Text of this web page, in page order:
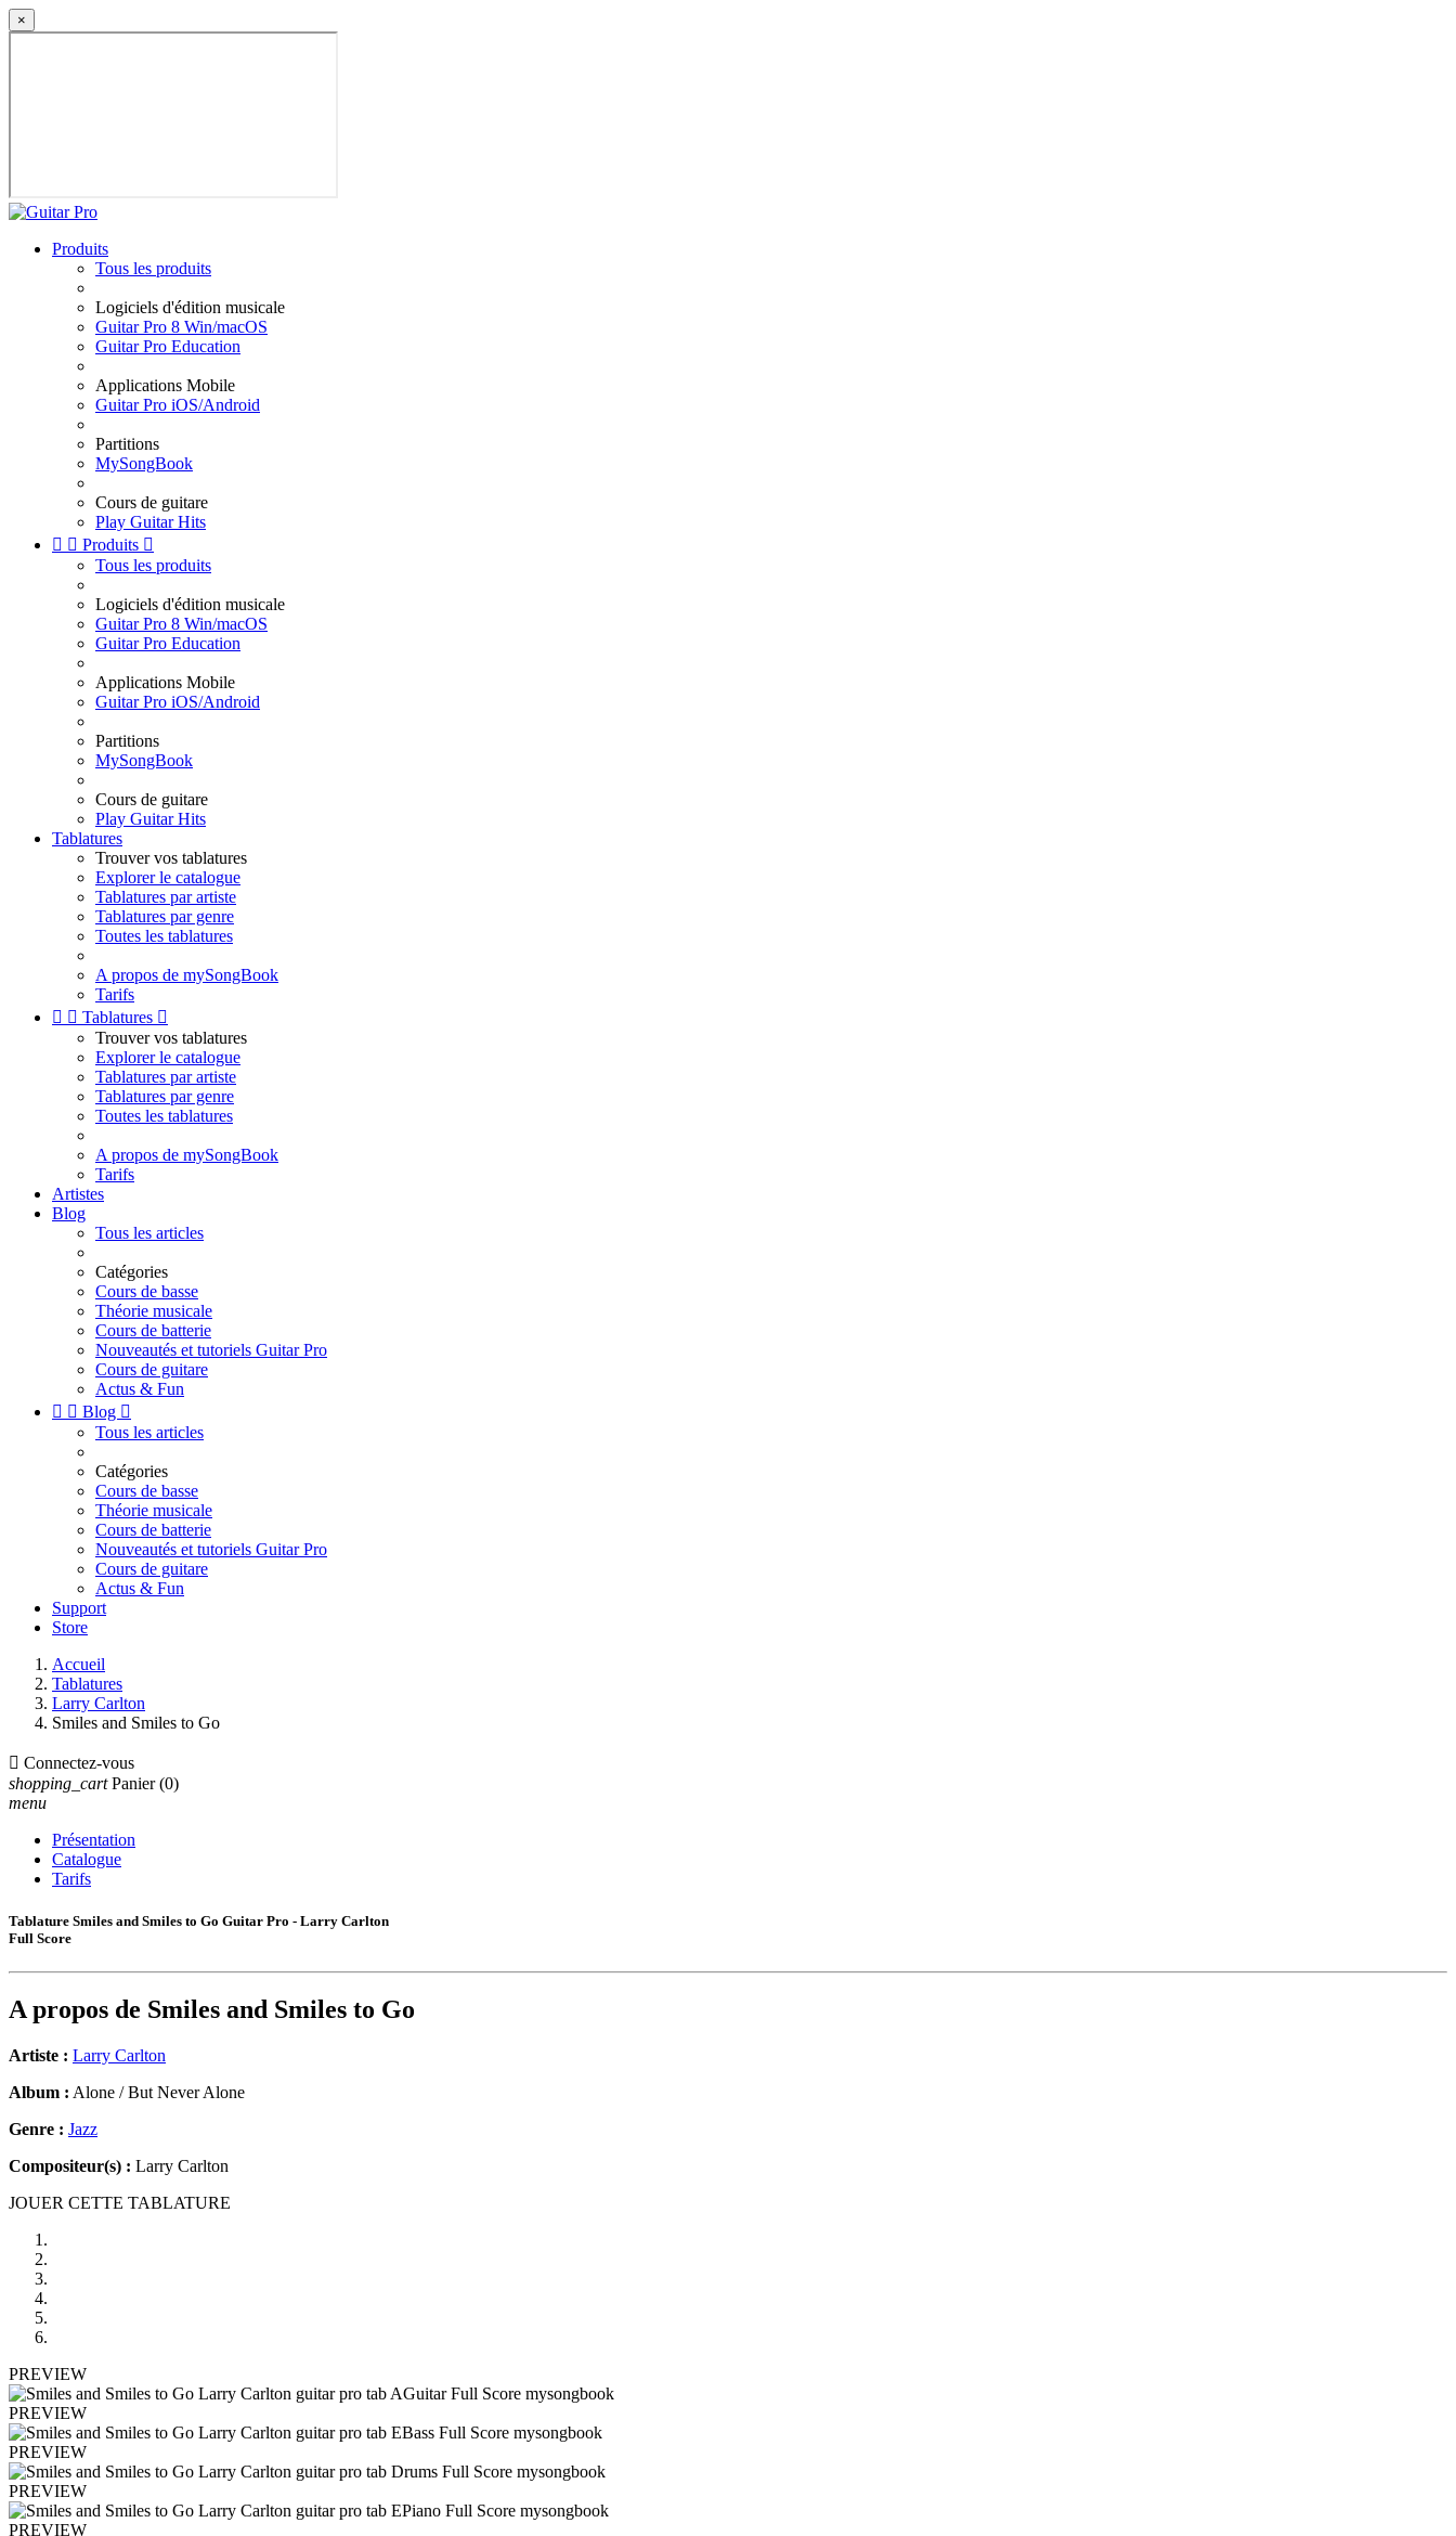
×
Produits
Tous les produits
Logiciels d'édition musicale
Guitar Pro 8 Win/macOS
Guitar Pro Education
Applications Mobile
Guitar Pro iOS/Android
Partitions
MySongBook
Cours de guitare
Play Guitar Hits
  Produits 
Tous les produits
Logiciels d'édition musicale
Guitar Pro 8 Win/macOS
Guitar Pro Education
Applications Mobile
Guitar Pro iOS/Android
Partitions
MySongBook
Cours de guitare
Play Guitar Hits
Tablatures
Trouver vos tablatures
Explorer le catalogue
Tablatures par artiste
Tablatures par genre
Toutes les tablatures
A propos de mySongBook
Tarifs
  Tablatures 
Trouver vos tablatures
Explorer le catalogue
Tablatures par artiste
Tablatures par genre
Toutes les tablatures
A propos de mySongBook
Tarifs
Artistes
Blog
Tous les articles
Catégories
Cours de basse
Théorie musicale
Cours de batterie
Nouveautés et tutoriels Guitar Pro
Cours de guitare
Actus & Fun
  Blog 
Tous les articles
Catégories
Cours de basse
Théorie musicale
Cours de batterie
Nouveautés et tutoriels Guitar Pro
Cours de guitare
Actus & Fun
Support
Store
Accueil
Tablatures
Larry Carlton
Smiles and Smiles to Go
 Connectez-vous
shopping_cart Panier (0)
menu
Présentation
Catalogue
Tarifs
Tablature Smiles and Smiles to Go Guitar Pro - Larry Carlton
Full Score
A propos de Smiles and Smiles to Go
Artiste : Larry Carlton
Album : Alone / But Never Alone
Genre : Jazz
Compositeur(s) : Larry Carlton
JOUER CETTE TABLATURE
PREVIEW
PREVIEW
PREVIEW
PREVIEW
PREVIEW